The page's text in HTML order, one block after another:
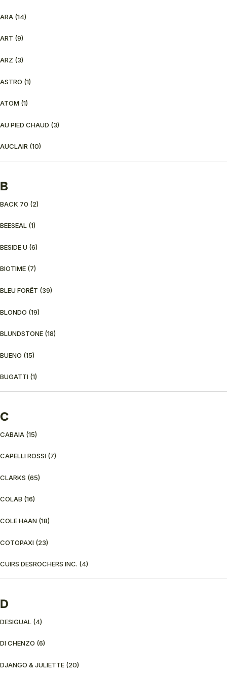
ARA (14)
ART (9)
ARZ (3)
ASTRO (1)
ATOM (1)
AU PIED CHAUD (3)
AUCLAIR (10)
B
BACK 70 (2)
BEESEAL (1)
BESIDE U (6)
BIOTIME (7)
BLEU FORÊT (39)
BLONDO (19)
BLUNDSTONE (18)
BUENO (15)
BUGATTI (1)
C
CABAIA (15)
CAPELLI ROSSI (7)
CLARKS (65)
COLAB (16)
COLE HAAN (18)
COTOPAXI (23)
CUIRS DESROCHERS INC. (4)
D
DESIGUAL (4)
DI CHENZO (6)
DJANGO & JULIETTE (20)